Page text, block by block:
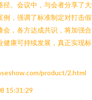
。会议中，与会者分享了
，强调了标准制定对打击
，各方达成共识，将加强合
康可持续发展，真正实现
product/2.html
15:31:29